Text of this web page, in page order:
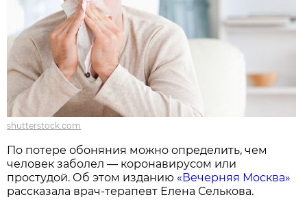
shutterstock.com
По потере обоняния можно определить, чем
человек заболел — коронавирусом или
простудой. Об этом изданию «Вечерняя Москва»
рассказала врач-терапевт Елена Селькова.